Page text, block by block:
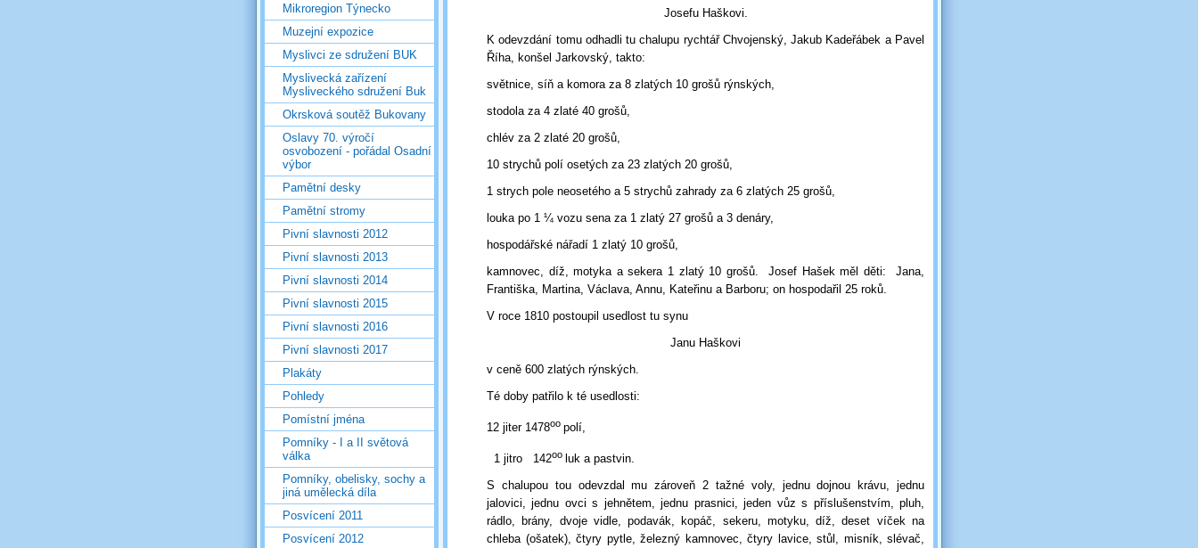
Josefu Haškovi.
K odevzdání tomu odhadli tu chalupu rychtář Chvojenský, Jakub Kadeřábek a Pavel
Říha, konšel Jarkovský, takto:
světnice, síň a komora za 8 zlatých 10 grošů rýnských,
stodola za 4 zlaté 40 grošů,
chlév za 2 zlaté 20 grošů,
10 strychů polí osetých za 23 zlatých 20 grošů,
1 strych pole neosetého a 5 strychů zahrady za 6 zlatých 25 grošů,
louka po 1 ¼ vozu sena za 1 zlatý 27 grošů a 3 denáry,
hospodářské nářadí 1 zlatý 10 grošů,
kamnovec, díž, motyka a sekera 1 zlatý 10 grošů.
Josef Hašek měl děti:
Jana,
Františka, Martina, Václava, Annu, Kateřinu a Barboru; on hospodařil 25 roků.
V roce 1810 postoupil usedlost tu synu
Janu Haškovi
v ceně 600 zlatých rýnských.
Té doby patřilo k té usedlosti:
12 jiter 1478oo polí,
1 jitro 142oo luk a pastvin.
S chalupou tou odevzdal mu zároveň 2 tažné voly, jednu dojnou krávu, jednu
jalovici, jednu ovci s jehnětem, jednu prasnici, jeden vůz s příslušenstvím, pluh,
rádlo, brány, dvoje vidle, podavák, kopáč, sekeru, motyku, díž, deset víček na
chleba (ošatek), čtyry pytle, železný kamnovec, čtyry lavice, stůl, misník, slévač,
Mikroregion Týnecko
Muzejní expozice
Myslivci ze sdružení BUK
Myslivecká zařízení
Mysliveckého sdružení Buk
Okrsková soutěž Bukovany
Oslavy 70. výročí
osvobození - pořádal Osadní
výbor
Pamětní desky
Pamětní stromy
Pivní slavnosti 2012
Pivní slavnosti 2013
Pivní slavnosti 2014
Pivní slavnosti 2015
Pivní slavnosti 2016
Pivní slavnosti 2017
Plakáty
Pohledy
Pomístní jména
Pomníky - I a II světová
válka
Pomníky, obelisky, sochy a
jiná umělecká díla
Posvícení 2011
Posvícení 2012